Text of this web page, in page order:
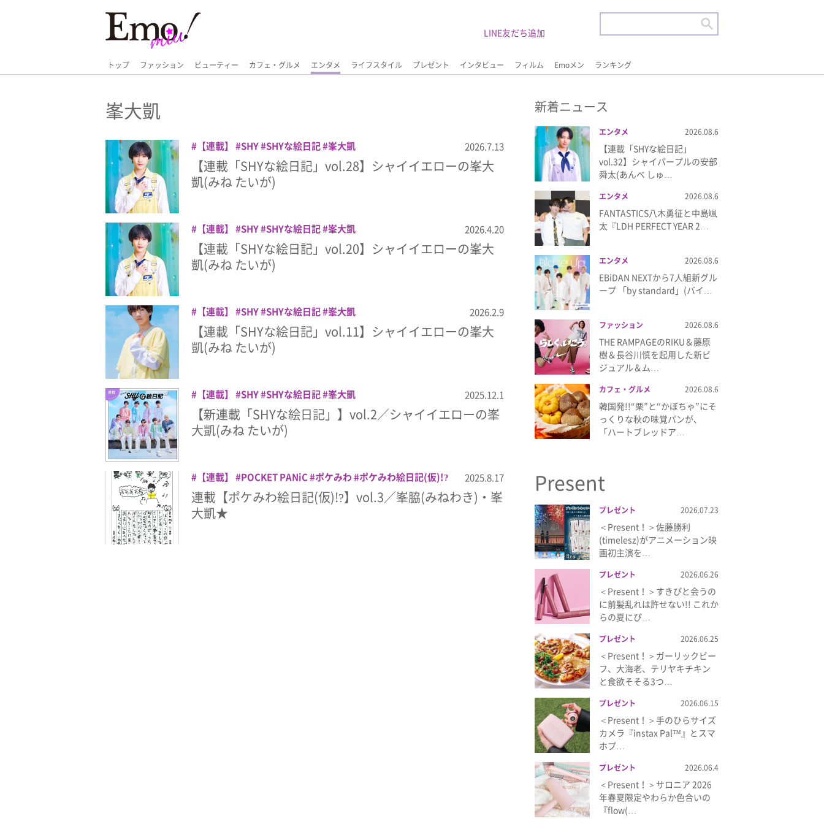
トップ ファッション ビューティー カフェ・グルメ エンタメ ライフスタイル プレゼント インタビュー フィルム Emoメン ランキング
LINE友だち追加
峯大凱
【連載】 SHY SHYな絵日記 峯大凱 2026.7.13
【連載「SHYな絵日記」vol.28】シャイイエローの峯大
凱(みね たいが)
【連載】 SHY SHYな絵日記 峯大凱 2026.4.20
【連載「SHYな絵日記」vol.20】シャイイエローの峯大
凱(みね たいが)
【連載】 SHY SHYな絵日記 峯大凱 2026.2.9
【連載「SHYな絵日記」vol.11】シャイイエローの峯大
凱(みね たいが)
【連載】 SHY SHYな絵日記 峯大凱 2025.12.1
【新連載「SHYな絵日記」】vol.2／シャイイエローの峯
大凱(みね たいが)
【連載】 POCKET PANiC ポケみわ
ポケみわ絵日記(仮)!?
峯大凱
峯脇
2025.8.17
連載【ポケみわ絵日記(仮)!?】vol.3／峯脇(みねわき)・峯
大凱★
新着ニュース
エンタメ 2026.08.6
【連載「SHYな絵日記」
vol.32】シャイパープルの安部
舜太(あんべ しゅ…
エンタメ 2026.08.6
FANTASTICS八木勇征と中島颯
太『LDH PERFECT YEAR 2…
エンタメ 2026.08.6
EBiDAN NEXTから7⼈組新グル
ープ 「by standard」(バイ…
ファッション 2026.08.6
THE RAMPAGEのRIKU＆藤原
樹＆長谷川慎を起用した新ビ
ジュアル＆ム…
カフェ・グルメ 2026.08.6
韓国発!!“栗”と“かぼちゃ”にそ
っくりな秋の味覚パンが、
「ハートブレッドア…
Present
プレゼント 2026.07.23
＜Present！＞佐藤勝利
(timelesz)がアニメーション映
画初主演を…
プレゼント 2026.06.26
＜Present！＞すきぴと会うの
に前髪乱れは許せない!! これか
らの夏にぴ…
プレゼント 2026.06.25
＜Present！＞ガーリックビー
フ、大海老、テリヤキチキン
と食欲そそる3つ…
プレゼント 2026.06.15
＜Present！＞手のひらサイズ
カメラ『instax Pal™』とスマ
ホプ…
プレゼント 2026.06.4
＜Present！＞サロニア 2026
年春夏限定やわらか色合いの
『flow(…